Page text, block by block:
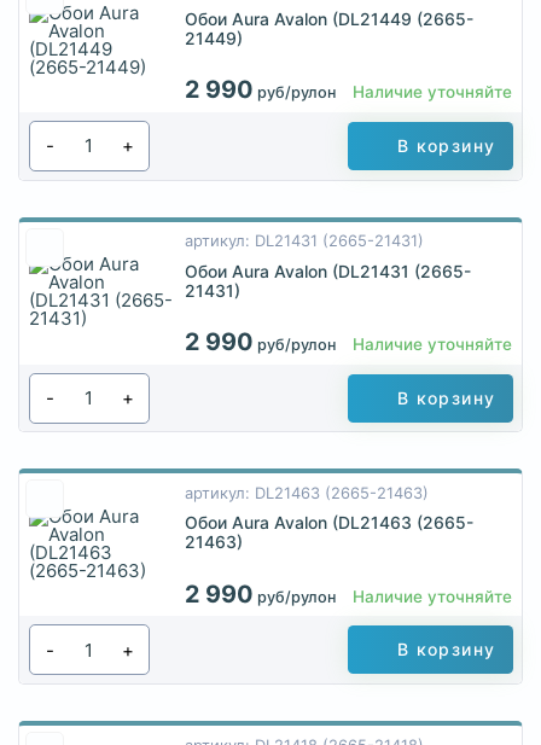
Обои Aura Avalon (DL21449 (2665-
21449)
2 990 руб/рулон Наличие уточняйте
- + В корзину
артикул: DL21431 (2665-21431)
Обои Aura Avalon (DL21431 (2665-
21431)
2 990 руб/рулон Наличие уточняйте
- + В корзину
артикул: DL21463 (2665-21463)
Обои Aura Avalon (DL21463 (2665-
21463)
2 990 руб/рулон Наличие уточняйте
- + В корзину